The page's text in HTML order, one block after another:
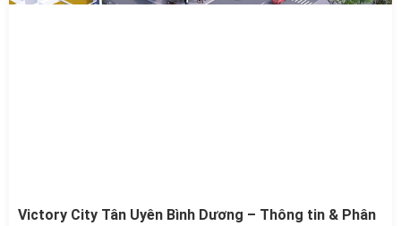
Victory City Tân Uyên Bình Dương – Thông tin & Phân